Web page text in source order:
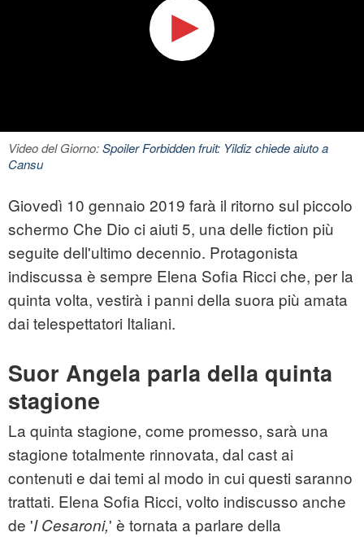
Video del Giorno:Spoiler Forbidden fruit: Yildiz chiede aiuto a
Cansu
Giovedì 10 gennaio 2019 farà il ritorno sul piccolo
schermo Che Dio ci aiuti 5, una delle fiction più
seguite dell'ultimo decennio. Protagonista
indiscussa è sempre Elena Sofia Ricci che, per la
quinta volta, vestirà i panni della suora più amata
dai telespettatori Italiani.
Suor Angela parla della quinta
stagione
La quinta stagione, come promesso, sarà una
stagione totalmente rinnovata, dal cast ai
contenuti e dai temi al modo in cui questi saranno
trattati. Elena Sofia Ricci, volto indiscusso anche
de 'I Cesaroni,' è tornata a parlare della